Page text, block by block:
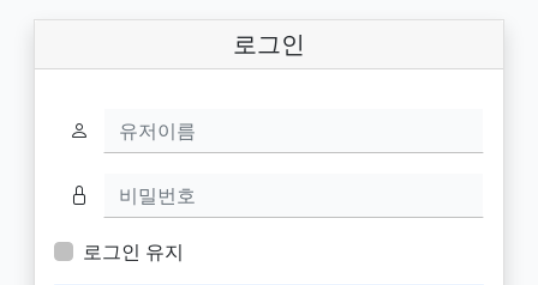
로그인
유저이름
비밀번호
로그인 유지